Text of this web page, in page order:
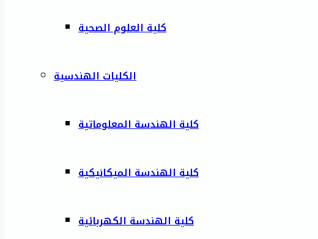
كلية العلوم الصحية
الكليات الهندسية
كلية الهندسة المعلوماتية
كلية الهندسة الميكانيكية
كلية الهندسة الكهربائية